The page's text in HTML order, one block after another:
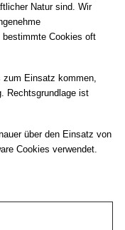
Natur sind. Wir
bestimmte Cookies oft
Einsatz kommen,
Rechtsgrundlage ist
über den Einsatz von
Cookies verwendet.